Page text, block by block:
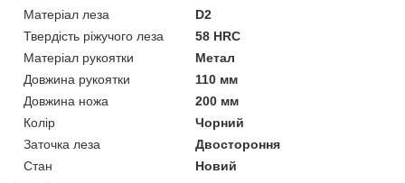
Матеріал леза
D2
Твердість ріжучого леза
58 HRC
Матеріал рукоятки
Метал
Довжина рукоятки
110 мм
Довжина ножа
200 мм
Колір
Чорний
Заточка леза
Двостороння
Стан
Новий